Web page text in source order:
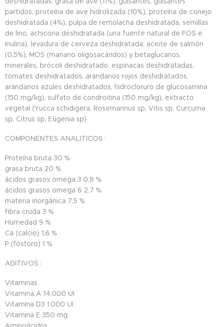
partidos, proteína de ave hidrolizada (10%), proteína de conejo
deshidratada (4%), pulpa de remolacha deshidratada, semillas
de lino, achicoria deshidratada (una fuente natural de FOS e
inulina), levadura de cerveza deshidratada, aceite de salmón
(0,5%), MOS (manano oligosacáridos) y betaglucanos,
minerales, brócoli deshidratado, espinacas deshidratadas,
tomates deshidratados, arándanos rojos deshidratados,
arándanos azules deshidratados, hidrocloruro de glucosamina
(150 mg/kg), sulfato de condroitina (150 mg/kg), extracto
vegetal (Yucca schidigera, Rosemarinus sp, Vitis sp, Curcuma
sp, Citrus sp, Eugenia sp)
COMPONENTES ANALITICOS :
Proteína bruta 30 %
grasa bruta 20 %
ácidos grasos omega 3 0,8 %
ácidos grasos omega 6 2,7 %
materia inorgánica 7,5 %
fibra cruda 3 %
Humedad 9 %
Ca (calcio) 1,6 %
P (fósforo) 1 %
ADITIVOS :
Vitaminas
Vitamina A 14.000 UI
Vitamina D3 1.000 UI
Vitamina E 350 mg